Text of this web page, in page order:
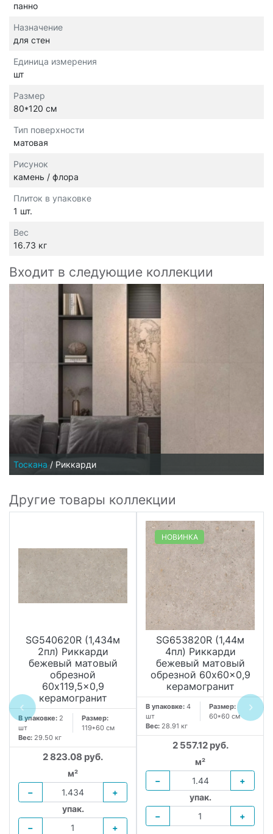
панно
Назначение
для стен
Единица измерения
шт
Размер
80*120 см
Тип поверхности
матовая
Рисунок
камень / флора
Плиток в упаковке
1 шт.
Вес
16.73 кг
Входит в следующие коллекции
Тоскана / Риккарди
Другие товары коллекции
SG540620R (1,434м
2пл) Риккарди
бежевый матовый
обрезной
60x119,5x0,9
керамогранит
В упаковке: 2
шт
Размер:
119*60 см
Вес: 29.50 кг
2 823.08 руб.
м²
−
+
упак.
−
+
НОВИНКА
SG653820R (1,44м
4пл) Риккарди
бежевый матовый
обрезной 60x60x0,9
керамогранит
В упаковке: 4
шт
Размер:
60*60 см
Вес: 28.91 кг
2 557.12 руб.
м²
−
+
упак.
−
+